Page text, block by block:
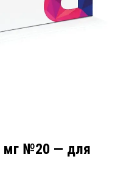
мг №20 — для